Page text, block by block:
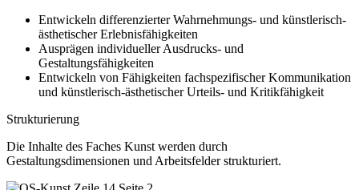
Entwickeln differenzierter Wahrnehmungs- und künstlerisch-
ästhetischer Erlebnisfähigkeiten
Ausprägen individueller Ausdrucks- und
Gestaltungsfähigkeiten
Entwickeln von Fähigkeiten fachspezifischer Kommunikation
und künstlerisch-ästhetischer Urteils- und Kritikfähigkeit
Strukturierung
Die Inhalte des Faches Kunst werden durch
Gestaltungsdimensionen und Arbeitsfelder strukturiert.